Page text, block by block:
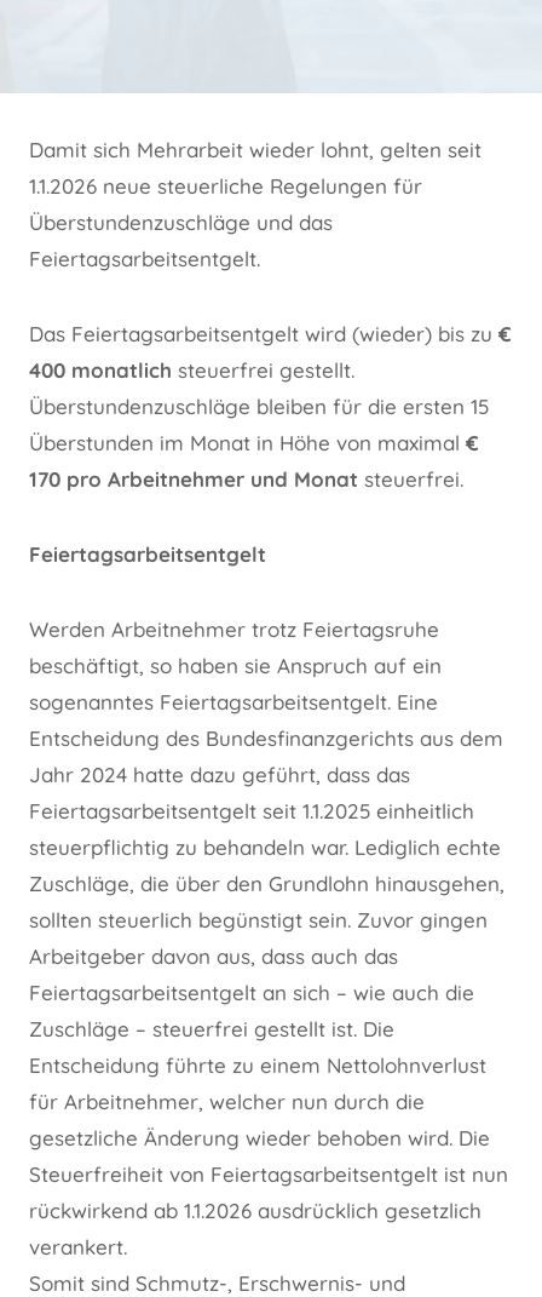
Damit sich Mehrarbeit wieder lohnt, gelten seit
1.1.2026 neue steuerliche Regelungen für
Überstundenzuschläge und das
Feiertagsarbeitsentgelt.
Das Feiertagsarbeitsentgelt wird (wieder) bis zu €
400 monatlich steuerfrei gestellt.
Überstundenzuschläge bleiben für die ersten 15
Überstunden im Monat in Höhe von maximal €
170 pro Arbeitnehmer und Monat steuerfrei.
Feiertagsarbeitsentgelt
Werden Arbeitnehmer trotz Feiertagsruhe
beschäftigt, so haben sie Anspruch auf ein
sogenanntes Feiertagsarbeitsentgelt. Eine
Entscheidung des Bundesfinanzgerichts aus dem
Jahr 2024 hatte dazu geführt, dass das
Feiertagsarbeitsentgelt seit 1.1.2025 einheitlich
steuerpflichtig zu behandeln war. Lediglich echte
Zuschläge, die über den Grundlohn hinausgehen,
sollten steuerlich begünstigt sein. Zuvor gingen
Arbeitgeber davon aus, dass auch das
Feiertagsarbeitsentgelt an sich – wie auch die
Zuschläge – steuerfrei gestellt ist. Die
Entscheidung führte zu einem Nettolohnverlust
für Arbeitnehmer, welcher nun durch die
gesetzliche Änderung wieder behoben wird. Die
Steuerfreiheit von Feiertagsarbeitsentgelt ist nun
rückwirkend ab 1.1.2026 ausdrücklich gesetzlich
verankert.
Somit sind Schmutz-, Erschwernis- und